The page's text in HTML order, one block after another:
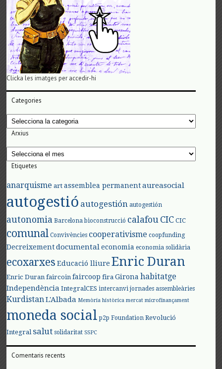
Clicka les imatges per accedir-hi
Categories
Categories
Arxius
Arxius
Etiquetes
anarquisme art assemblea permanent aureasocial
autogestió autogestión autogestión
autonomia Barcelona bioconstrucció calafouCIC CIC
comunal Convivències cooperativisme coopfunding
Decreixement documental economia economia solidària
ecoxarxes Educació lliure Enric Duran
Enric Duran faircoin faircoop fira Girona habitatge
Independència IntegralCES intercanvi jornades assembleàries
KurdistanL'Albada Memòria històrica mercat microfinançament
moneda social p2p Foundation Revolució
Integral salut solidaritat SSPC
Comentaris recents